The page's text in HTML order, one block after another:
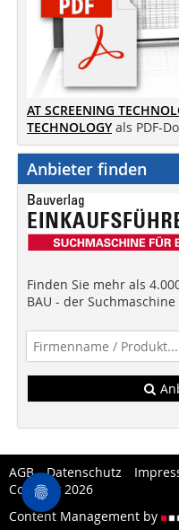
AT SCREENING
TECHNOLOGY als PDF-
Anbieter finden
Finden Sie mehr als
BAU - der
AGB Datenschutz
Copytest 2026
Content Management by